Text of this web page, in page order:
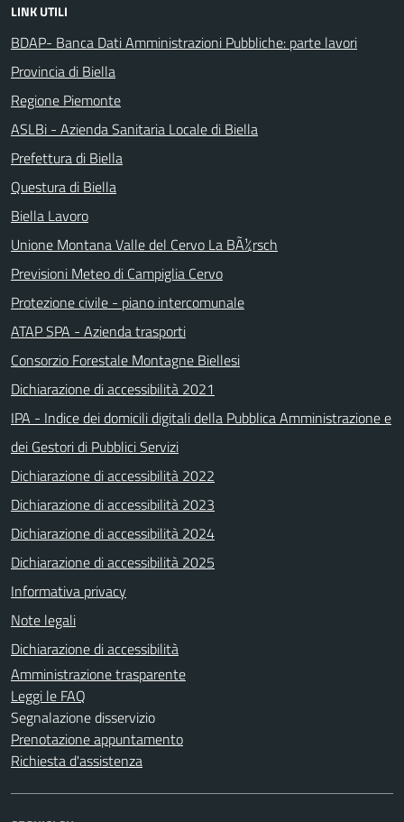
LINK UTILI
BDAP- Banca Dati Amministrazioni Pubbliche: parte lavori
Provincia di Biella
Regione Piemonte
ASLBi - Azienda Sanitaria Locale di Biella
Prefettura di Biella
Questura di Biella
Biella Lavoro
Unione Montana Valle del Cervo La BÃ¼rsch
Previsioni Meteo di Campiglia Cervo
Protezione civile - piano intercomunale
ATAP SPA - Azienda trasporti
Consorzio Forestale Montagne Biellesi
Dichiarazione di accessibilità 2021
IPA - Indice dei domicili digitali della Pubblica Amministrazione e
dei Gestori di Pubblici Servizi
Dichiarazione di accessibilità 2022
Dichiarazione di accessibilità 2023
Dichiarazione di accessibilità 2024
Dichiarazione di accessibilità 2025
Informativa privacy
Note legali
Dichiarazione di accessibilità
Amministrazione trasparente
Leggi le FAQ
Segnalazione disservizio
Prenotazione appuntamento
Richiesta d'assistenza